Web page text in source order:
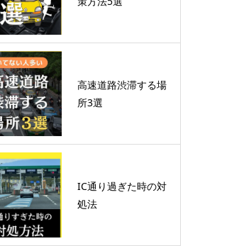
高速道路渋滞する場
所3選
IC通り過ぎた時の対
処法